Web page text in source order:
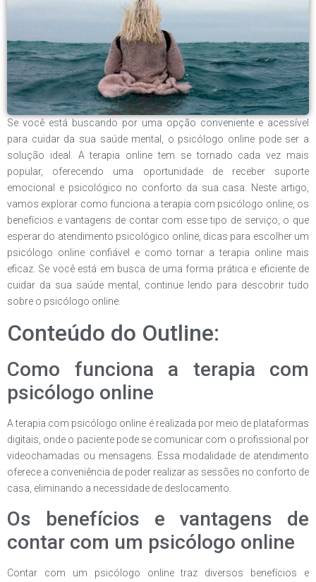
Se você está buscando por uma opção conveniente e acessível
para cuidar da sua saúde mental, o psicólogo online pode ser a
solução ideal. A terapia online tem se tornado cada vez mais
popular, oferecendo uma oportunidade de receber suporte
emocional e psicológico no conforto da sua casa. Neste artigo,
vamos explorar como funciona a terapia com psicólogo online, os
benefícios e vantagens de contar com esse tipo de serviço, o que
esperar do atendimento psicológico online, dicas para escolher um
psicólogo online confiável e como tornar a terapia online mais
eficaz. Se você está em busca de uma forma prática e eficiente de
cuidar da sua saúde mental, continue lendo para descobrir tudo
sobre o psicólogo online.
Conteúdo do Outline:
Como funciona a terapia com
psicólogo online
A terapia com psicólogo online é realizada por meio de plataformas
digitais, onde o paciente pode se comunicar com o profissional por
videochamadas ou mensagens. Essa modalidade de atendimento
oferece a conveniência de poder realizar as sessões no conforto de
casa, eliminando a necessidade de deslocamento.
Os benefícios e vantagens de
contar com um psicólogo online
Contar com um psicólogo online traz diversos benefícios e